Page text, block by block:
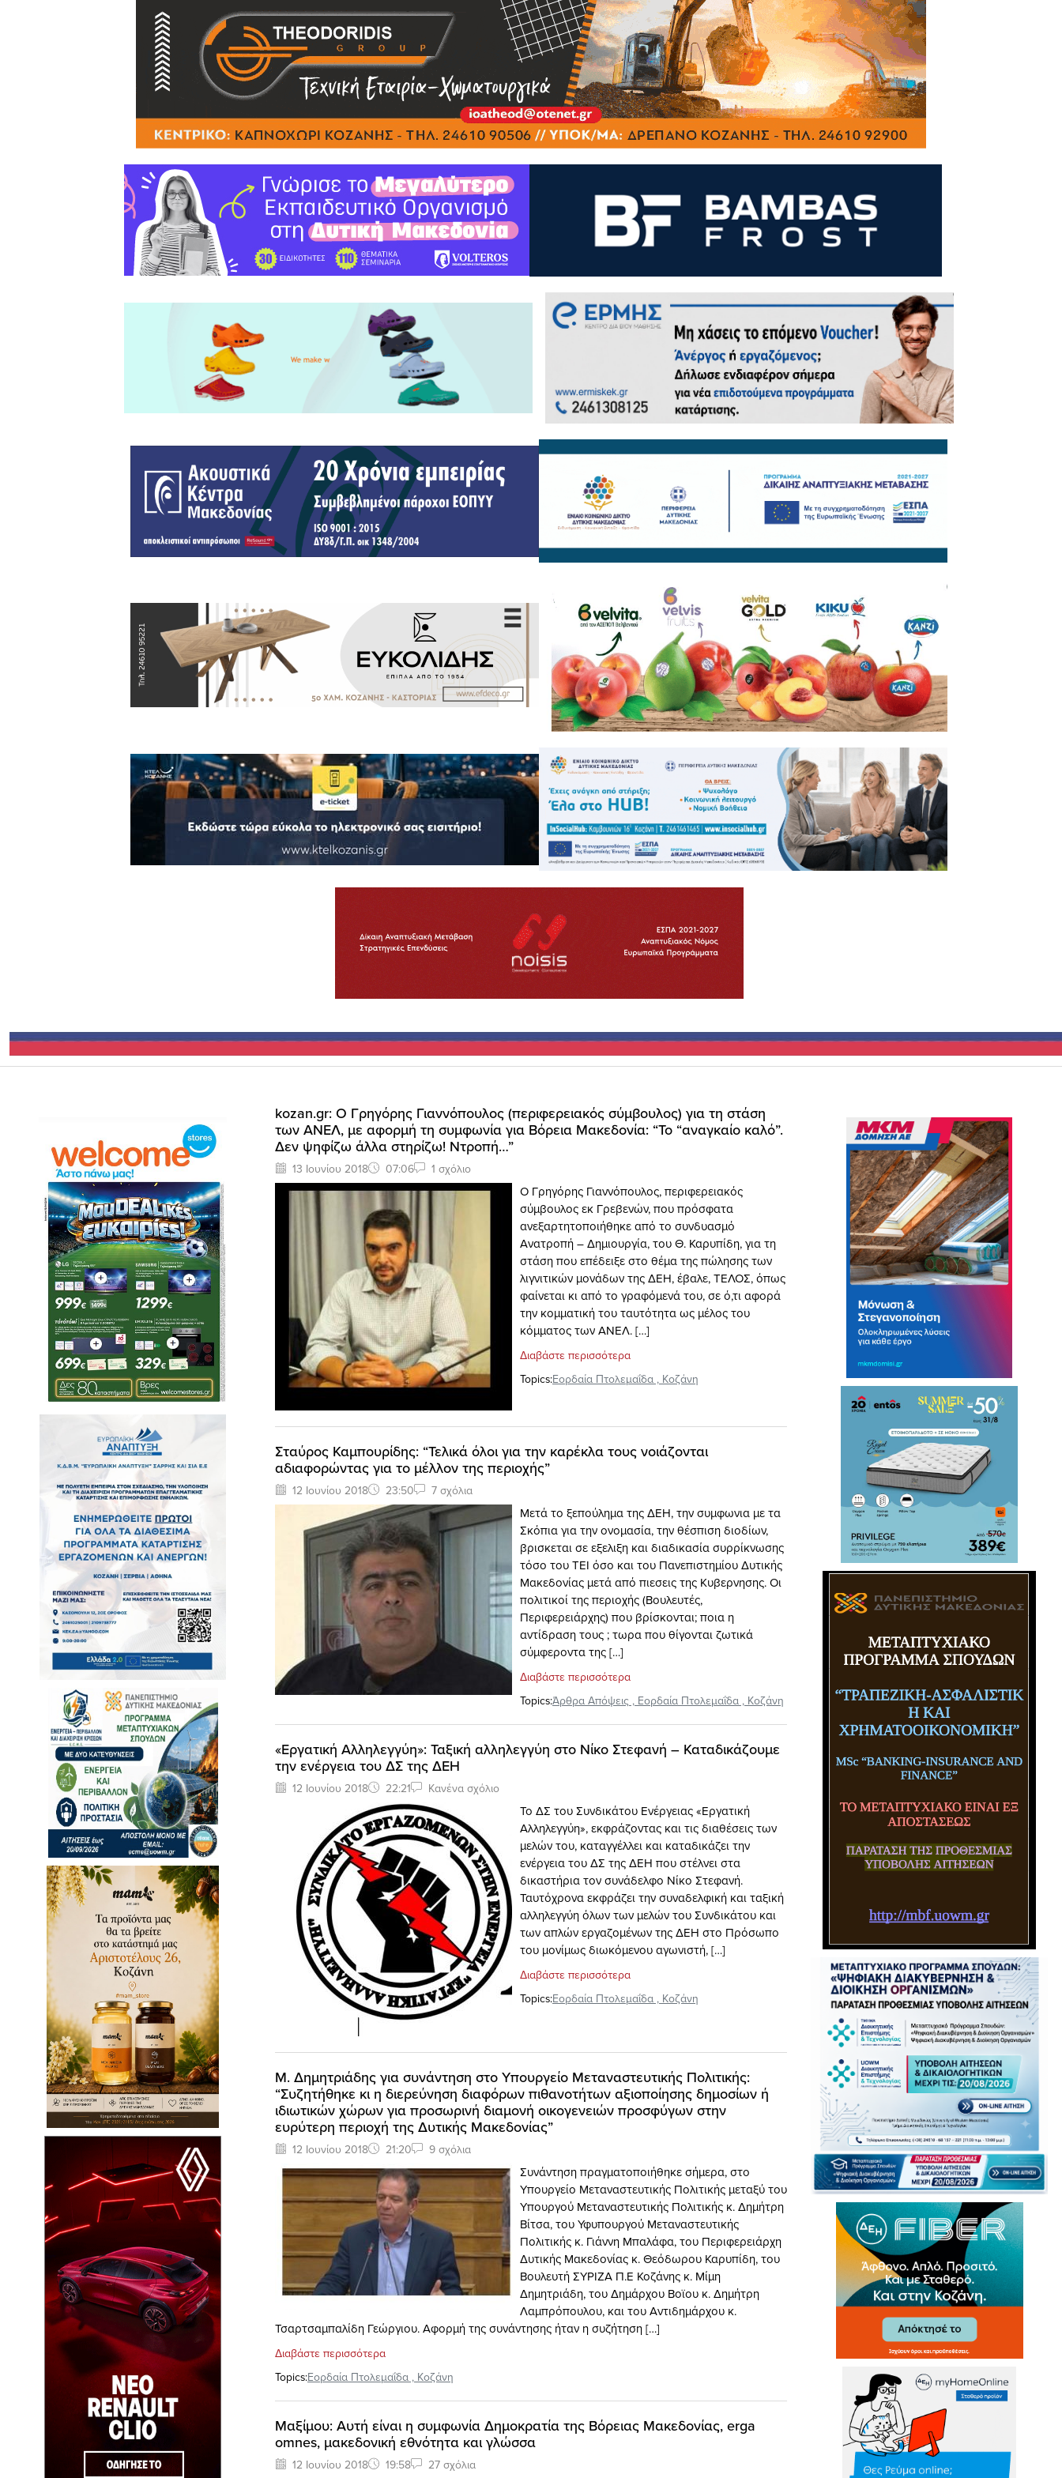
kozan.gr: Ο Γρηγόρης Γιαννόπουλος (περιφερειακός σύμβουλος) για τη στάση
των ΑΝΕΛ, με αφορμή τη συμφωνία για Βόρεια Μακεδονία: “Το “αναγκαίο καλό”.
Δεν ψηφίζω άλλα στηρίζω! Ντροπή…”
13 Ιουνίου 2018 07:06 1 σχόλιο
Ο Γρηγόρης Γιαννόπουλος, περιφερειακός
σύμβουλος εκ Γρεβενών, που πρόσφατα
ανεξαρτητοποιήθηκε από το συνδυασμό
Ανατροπή – Δημιουργία, του Θ. Καρυπίδη, για τη
στάση που επέδειξε στο θέμα της πώλησης των
λιγνιτικών μονάδων της ΔΕΗ, έβαλε, ΤΕΛΟΣ, όπως
φαίνεται κι από το γραφόμενά του, σε ό,τι αφορά
την κομματική του ταυτότητα ως μέλος του
κόμματος των ΑΝΕΛ. […]
Διαβάστε περισσότερα
Topics:Εορδαία Πτολεμαΐδα , Κοζάνη
Σταύρος Καμπουρίδης: “Τελικά όλοι για την καρέκλα τους νοιάζονται
αδιαφορώντας για το μέλλον της περιοχής”
12 Ιουνίου 2018 23:50 7 σχόλια
Μετά το ξεπούλημα της ΔΕΗ, την συμφωνια με τα
Σκόπια για την ονομασία, την θέσπιση διοδίων,
βρισκεται σε εξελιξη και διαδικασία συρρίκνωσης
τόσο του ΤΕΙ όσο και του Πανεπιστημίου Δυτικής
Μακεδονίας μετά από πιεσεις της Κυβερνησης. Οι
πολιτικοί της περιοχής (Βουλευτές,
Περιφερειάρχης) που βρίσκονται; ποια η
αντίδραση τους ; τωρα που θίγονται ζωτικά
σύμφεροντα της […]
Διαβάστε περισσότερα
Topics:Άρθρα Απόψεις , Εορδαία Πτολεμαΐδα , Κοζάνη
«Εργατική Αλληλεγγύη»: Ταξική αλληλεγγύη στο Νίκο Στεφανή – Καταδικάζουμε
την ενέργεια του ΔΣ της ΔΕΗ
12 Ιουνίου 2018 22:21 Κανένα σχόλιο
Το ΔΣ του Συνδικάτου Ενέργειας «Εργατική
Αλληλεγγύη», εκφράζοντας και τις διαθέσεις των
μελών του, καταγγέλλει και καταδικάζει την
ενέργεια του ΔΣ της ΔΕΗ που στέλνει στα
δικαστήρια τον συνάδελφο Νίκο Στεφανή.
Ταυτόχρονα εκφράζει την συναδελφική και ταξική
αλληλεγγύη όλων των μελών του Συνδικάτου και
των απλών εργαζομένων της ΔΕΗ στο Πρόσωπο
του μονίμως διωκόμενου αγωνιστή, […]
Διαβάστε περισσότερα
Topics:Εορδαία Πτολεμαΐδα , Κοζάνη
Μ. Δημητριάδης για συνάντηση στο Υπουργείο Μεταναστευτικής Πολιτικής:
“Συζητήθηκε κι η διερεύνηση διαφόρων πιθανοτήτων αξιοποίησης δημοσίων ή
ιδιωτικών χώρων για προσωρινή διαμονή οικογενειών προσφύγων στην
ευρύτερη περιοχή της Δυτικής Μακεδονίας”
12 Ιουνίου 2018 21:20 9 σχόλια
Συνάντηση πραγματοποιήθηκε σήμερα, στο
Υπουργείο Μεταναστευτικής Πολιτικής μεταξύ του
Υπουργού Μεταναστευτικής Πολιτικής κ. Δημήτρη
Βίτσα, του Υφυπουργού Μεταναστευτικής
Πολιτικής κ. Γιάννη Μπαλάφα, του Περιφερειάρχη
Δυτικής Μακεδονίας κ. Θεόδωρου Καρυπίδη, του
Βουλευτή ΣΥΡΙΖΑ Π.Ε Κοζάνης κ. Μίμη
Δημητριάδη, του Δημάρχου Βοϊου κ. Δημήτρη
Λαμπρόπουλου, και του Αντιδημάρχου κ.
Τσαρτσαμπαλίδη Γεώργιου. Αφορμή της συνάντησης ήταν η συζήτηση […]
Διαβάστε περισσότερα
Topics:Εορδαία Πτολεμαΐδα , Κοζάνη
Μαξίμου: Αυτή είναι η συμφωνία Δημοκρατία της Βόρειας Μακεδονίας, erga
omnes, μακεδονική εθνότητα και γλώσσα
12 Ιουνίου 2018 19:58 27 σχόλια